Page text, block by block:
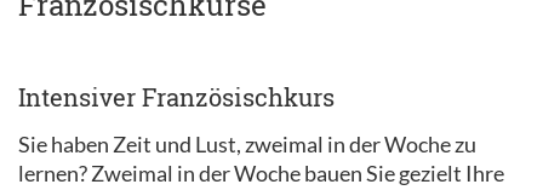
Intensiver Französischkurs
Sie haben Zeit und Lust, zweimal in der Woche zu
lernen? Zweimal in der Woche bauen Sie gezielt Ihre